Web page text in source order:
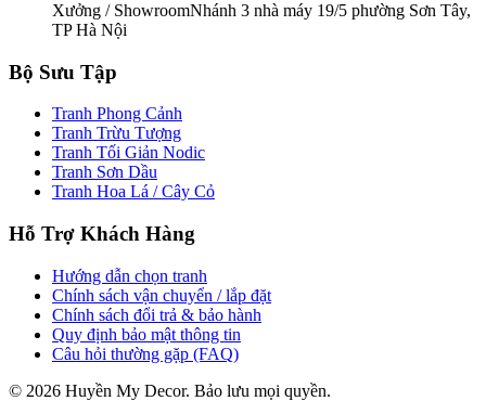
Xưởng / ShowroomNhánh 3 nhà máy 19/5 phường Sơn Tây,
TP Hà Nội
Bộ Sưu Tập
Tranh Phong Cảnh
Tranh Trừu Tượng
Tranh Tối Giản Nodic
Tranh Sơn Dầu
Tranh Hoa Lá / Cây Cỏ
Hỗ Trợ Khách Hàng
Hướng dẫn chọn tranh
Chính sách vận chuyển / lắp đặt
Chính sách đổi trả & bảo hành
Quy định bảo mật thông tin
Câu hỏi thường gặp (FAQ)
© 2026 Huyền My Decor. Bảo lưu mọi quyền.